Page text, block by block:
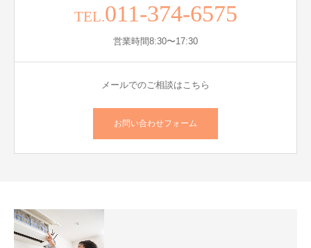
TEL.011-374-6575
営業時間8:30〜17:30
メールでのご相談はこちら
お問い合わせフォーム